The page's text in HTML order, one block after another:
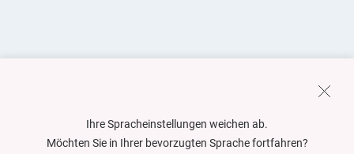
Ihre Spracheinstellungen weichen ab.
Möchten Sie in Ihrer bevorzugten Sprache fortfahren?